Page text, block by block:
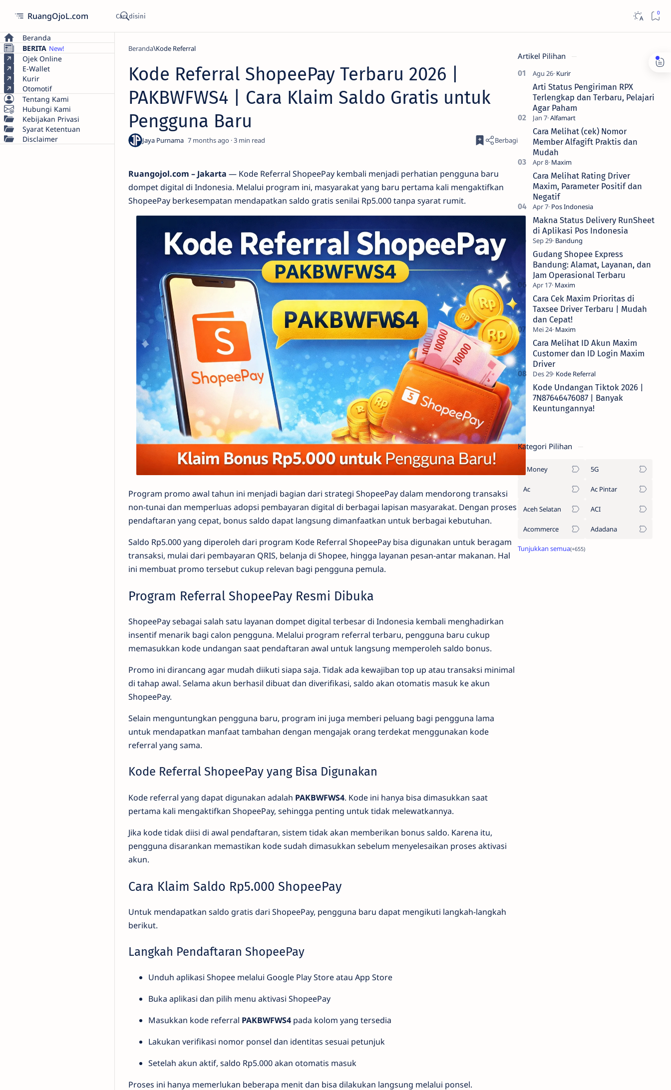
RuangOjoL.com
Beranda
BERITA
Ojek Online
E-Wallet
Kurir
Otomotif
Tentang Kami
Hubungi Kami
Kebijakan Privasi
Syarat Ketentuan
Disclaimer
Beranda Kode Referral
Kode Referral ShopeePay Terbaru 2026 |
PAKBWFWS4 | Cara Klaim Saldo Gratis untuk
Pengguna Baru
7 months ago 3
Ruangojol.com – Jakarta — Kode Referral ShopeePay kembali menjadi perhatian pengguna baru
dompet digital di Indonesia. Melalui program ini, masyarakat yang baru pertama kali mengaktifkan
ShopeePay berkesempatan mendapatkan saldo gratis senilai Rp5.000 tanpa syarat rumit.
Program promo awal tahun ini menjadi bagian dari strategi ShopeePay dalam mendorong transaksi
non-tunai dan memperluas adopsi pembayaran digital di berbagai lapisan masyarakat. Dengan proses
pendaftaran yang cepat, bonus saldo dapat langsung dimanfaatkan untuk berbagai kebutuhan.
Saldo Rp5.000 yang diperoleh dari program Kode Referral ShopeePay bisa digunakan untuk beragam
transaksi, mulai dari pembayaran QRIS, belanja di Shopee, hingga layanan pesan-antar makanan. Hal
ini membuat promo tersebut cukup relevan bagi pengguna pemula.
Program Referral ShopeePay Resmi Dibuka
ShopeePay sebagai salah satu layanan dompet digital terbesar di Indonesia kembali menghadirkan
insentif menarik bagi calon pengguna. Melalui program referral terbaru, pengguna baru cukup
memasukkan kode undangan saat pendaftaran awal untuk langsung memperoleh saldo bonus.
Promo ini dirancang agar mudah diikuti siapa saja. Tidak ada kewajiban top up atau transaksi minimal
di tahap awal. Selama akun berhasil dibuat dan diverifikasi, saldo akan otomatis masuk ke akun
ShopeePay.
Selain menguntungkan pengguna baru, program ini juga memberi peluang bagi pengguna lama
untuk mendapatkan manfaat tambahan dengan mengajak orang terdekat menggunakan kode
referral yang sama.
Kode Referral ShopeePay yang Bisa Digunakan
Kode referral yang dapat digunakan adalah PAKBWFWS4. Kode ini hanya bisa dimasukkan saat
pertama kali mengaktifkan ShopeePay, sehingga penting untuk tidak melewatkannya.
Jika kode tidak diisi di awal pendaftaran, sistem tidak akan memberikan bonus saldo. Karena itu,
pengguna disarankan memastikan kode sudah dimasukkan sebelum menyelesaikan proses aktivasi
akun.
Cara Klaim Saldo Rp5.000 ShopeePay
Untuk mendapatkan saldo gratis dari ShopeePay, pengguna baru dapat mengikuti langkah-langkah
berikut.
Langkah Pendaftaran ShopeePay
Unduh aplikasi Shopee melalui Google Play Store atau App Store
Buka aplikasi dan pilih menu aktivasi ShopeePay
Masukkan kode referral PAKBWFWS4 pada kolom yang tersedia
Lakukan verifikasi nomor ponsel dan identitas sesuai petunjuk
Setelah akun aktif, saldo Rp5.000 akan otomatis masuk
Proses ini hanya memerlukan beberapa menit dan bisa dilakukan langsung melalui ponsel.
Artikel Pilihan
Arti Status Pengiriman RPX
Terlengkap dan Terbaru, Pelajari
Agar Paham
Cara Melihat (cek) Nomor
Member Alfagift Praktis dan
Mudah
Cara Melihat Rating Driver
Maxim, Parameter Positif dan
Negatif
Makna Status Delivery RunSheet
di Aplikasi Pos Indonesia
Gudang Shopee Express
Bandung: Alamat, Layanan, dan
Jam Operasional Terbaru
Cara Cek Maxim Prioritas di
Taxsee Driver Terbaru | Mudah
dan Cepat!
Cara Melihat ID Akun Maxim
Customer dan ID Login Maxim
Driver
Kode Undangan Tiktok 2026 |
7N87646476087 | Banyak
Keuntungannya!
Kategori Pilihan
1Money 5G
Ac Ac Pintar
Aceh Selatan ACI
Acommerce Adadana